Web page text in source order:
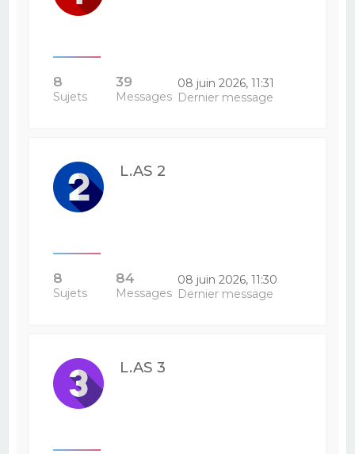
8
Sujets
39
Messages
08 juin 2026, 11:31
Dernier message
L.AS 2
8
Sujets
84
Messages
08 juin 2026, 11:30
Dernier message
L.AS 3